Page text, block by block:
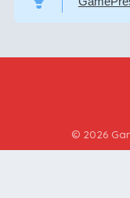
© 2026